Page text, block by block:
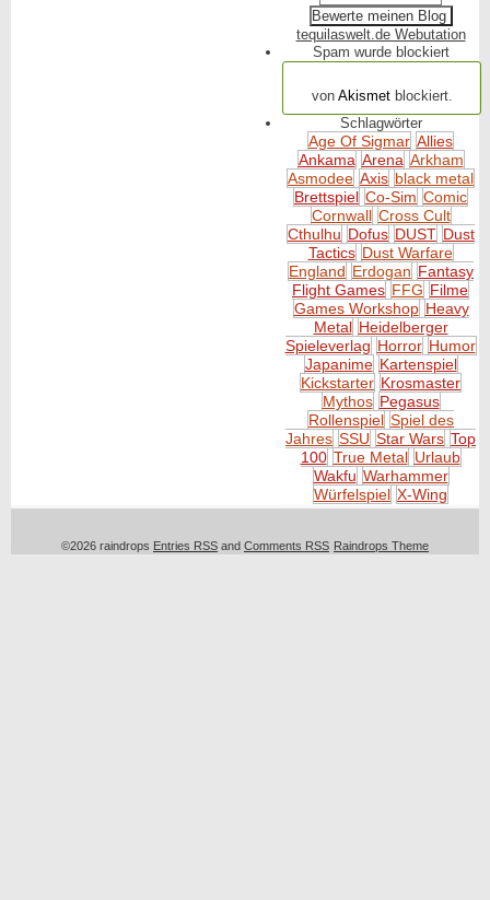
tequilaswelt.de Webutation
Spam wurde blockiert
von Akismetblockiert.
Schlagwörter
Age Of Sigmar Allies
Ankama Arena Arkham
Asmodee Axis black metal
Brettspiel Co-Sim Comic
Cornwall Cross Cult
Cthulhu Dofus DUST Dust
Tactics Dust Warfare
England Erdogan Fantasy
Flight Games FFG Filme
Games Workshop Heavy
Metal Heidelberger
Spieleverlag Horror Humor
Japanime Kartenspiel
Kickstarter Krosmaster
Mythos Pegasus
Rollenspiel Spiel des
Jahres SSU Star Wars Top
100 True Metal Urlaub
Wakfu Warhammer
Würfelspiel X-Wing
©2026 raindrops Entries RSS and Comments RSS Raindrops Theme